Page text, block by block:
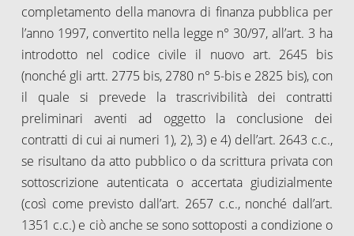
completamento della manovra di finanza pubblica per
l’anno 1997, convertito nella legge n° 30/97, all’art. 3 ha
introdotto nel codice civile il nuovo art. 2645 bis
(nonché gli artt. 2775 bis, 2780 n° 5-bis e 2825 bis), con
il quale si prevede la trascrivibilità dei contratti
preliminari aventi ad oggetto la conclusione dei
contratti di cui ai numeri 1), 2), 3) e 4) dell’art. 2643 c.c.,
se risultano da atto pubblico o da scrittura privata con
sottoscrizione autenticata o accertata giudizialmente
(così come previsto dall’art. 2657 c.c., nonché dall’art.
1351 c.c.) e ciò anche se sono sottoposti a condizione o